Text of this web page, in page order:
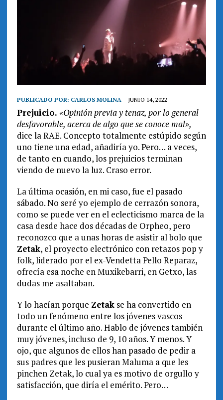
PUBLICADO POR: CARLOS MOLINA JUNIO 14, 2022
Prejuicio. «Opinión previa y tenaz, por lo general
desfavorable, acerca de algo que se conoce mal»,
dice la RAE. Concepto totalmente estúpido según
uno tiene una edad, añadiría yo. Pero… a veces,
de tanto en cuando, los prejuicios terminan
viendo de nuevo la luz. Craso error.
La última ocasión, en mi caso, fue el pasado
sábado. No seré yo ejemplo de cerrazón sonora,
como se puede ver en el eclecticismo marca de la
casa desde hace dos décadas de Orpheo, pero
reconozco que a unas horas de asistir al bolo que
Zetak, el proyecto electrónico con retazos pop y
folk, liderado por el ex-Vendetta Pello Reparaz,
ofrecía esa noche en Muxikebarri, en Getxo, las
dudas me asaltaban.
Y lo hacían porque Zetakse ha convertido en
todo un fenómeno entre los jóvenes vascos
durante el último año. Hablo de jóvenes también
muy jóvenes, incluso de 9, 10 años. Y menos. Y
ojo, que algunos de ellos han pasado de pedir a
sus padres que les pusieran Maluma a que les
pinchen Zetak, lo cual ya es motivo de orgullo y
satisfacción, que diría el emérito. Pero…